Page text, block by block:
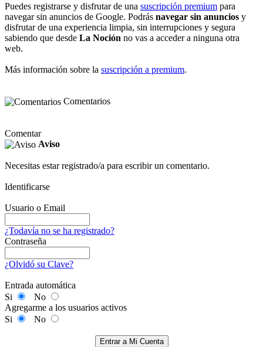
Puedes registrarse y disfrutar de una suscripción premium para
navegar sin anuncios de Google. Podrás navegar sin anuncios y
disfrutar de una experiencia limpia, sin interrupciones y segura
sabiendo que desde La Noción no vas a acceder a ninguna otra
web.
Más información sobre la suscripción a premium.
Comentarios
Comentar
Aviso
Necesitas estar registrado/a para escribir un comentario.
Identificarse
Usuario o Email
¿Todavía no se ha registrado?
Contraseña
¿Olvidó su Clave?
Entrada automática
Si
No
Agregarme a los usuarios activos
Si
No
Entrar a Mi Cuenta